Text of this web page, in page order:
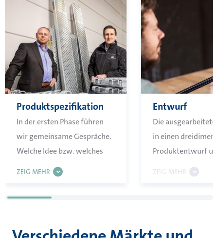
Produktspezifikation
In der ersten Phase führen
wir gemeinsame Gespräche.
Welche Idee bzw. welches
Problem gibt es? Wie können
Materialbestimmung, Maße
ZEIG MEHR
Entwurf
Die
in einen
Produktentwurf
ZEIG MEHR